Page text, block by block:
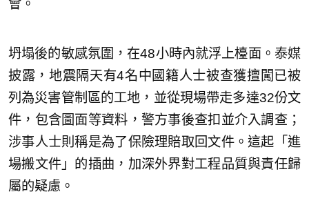
會。
坍塌後的敏感氛圍，在48小時內就浮上檯面。泰媒
披露，地震隔天有4名中國籍人士被查獲擅闖已被
列為災害管制區的工地，並從現場帶走多達32份文
件，包含圖面等資料，警方事後查扣並介入調查；
涉事人士則稱是為了保險理賠取回文件。這起「進
場搬文件」的插曲，加深外界對工程品質與責任歸
屬的疑慮。